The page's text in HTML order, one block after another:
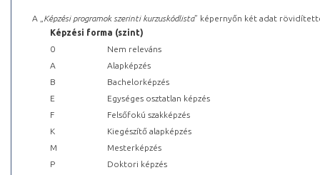
A „ Képzési programok szerinti kurzuskódlista” képernyőn két adat
Képzési forma (szint)
0
Nem releváns
A
Alapképzés
B
Bachelorképzés
E
Egységes osztatlan képzés
F
Felsőfokú szakképzés
K
Kiegészítő alapképzés
M
Mesterképzés
P
Doktori képzés